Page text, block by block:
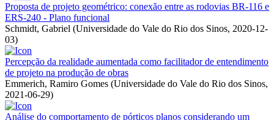
Proposta de projeto geométrico: conexão entre as rodovias BR-116 e
ERS-240 - Plano funcional
Schmidt, Gabriel (Universidade do Vale do Rio dos Sinos, 2020-12-
03)
Percepção da realidade aumentada como facilitador de entendimento
de projeto na produção de obras
Emmerich, Ramiro Gomes (Universidade do Vale do Rio dos Sinos,
2021-06-29)
Análise do comportamento de pórticos planos considerando um